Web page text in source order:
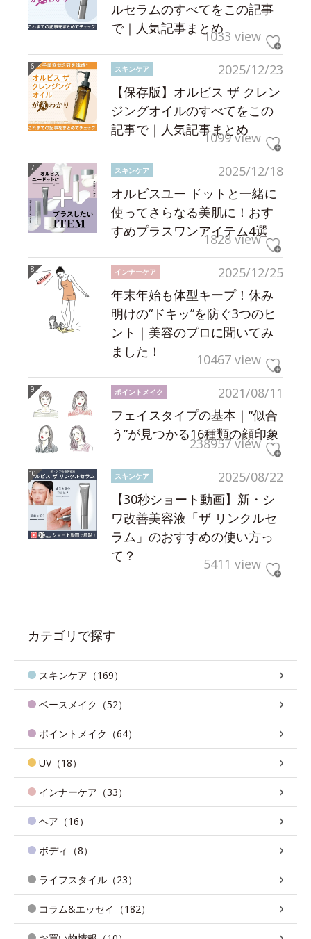
ルセラムのすべてをこの記事
で｜人気記事まとめ1033 view
2025/12/23
スキンケア
【保存版】オルビス ザ クレン
ジングオイルのすべてをこの
記事で｜人気記事まとめ
1099 view
2025/12/18
スキンケア
オルビスユー ドットと一緒に
使ってさらなる美肌に！おす
すめプラスワンアイテム4選
1828 view
2025/12/25
インナーケア
年末年始も体型キープ！休み
明けの“ドキッ”を防ぐ3つのヒ
ント｜美容のプロに聞いてみ
ました！
10467 view
2021/08/11
ポイントメイク
フェイスタイプの基本｜“似合
う”が見つかる16種類の顔印象
238957 view
2025/08/22
スキンケア
【30秒ショート動画】新・シ
ワ改善美容液「ザ リンクルセ
ラム」のおすすめの使い方っ
て？
5411 view
カテゴリで探す
スキンケア（169）
ベースメイク（52）
ポイントメイク（64）
UV（18）
インナーケア（33）
ヘア（16）
ボディ（8）
ライフスタイル（23）
コラム&エッセイ（182）